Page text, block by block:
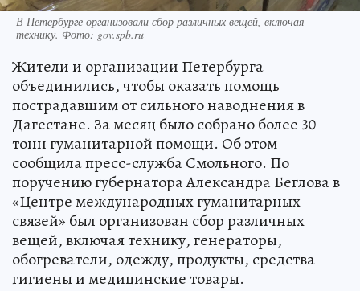
В Петербурге организовали сбор различных вещей, включая
технику. Фото: gov.spb.ru
Жители и организации Петербурга
объединились, чтобы оказать помощь
пострадавшим от сильного наводнения в
Дагестане. За месяц было собрано более 30
тонн гуманитарной помощи. Об этом
сообщила пресс-служба Смольного. По
поручению губернатора Александра Беглова в
«Центре международных гуманитарных
связей» был организован сбор различных
вещей, включая технику, генераторы,
обогреватели, одежду, продукты, средства
гигиены и медицинские товары.